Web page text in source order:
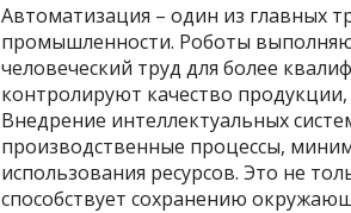
Автоматизация – один из главных
промышленности. Роботы
человеческий труд для более
контролируют качество
Внедрение интеллектуальных
производственные процессы,
использования ресурсов. Это не
способствует сохранению